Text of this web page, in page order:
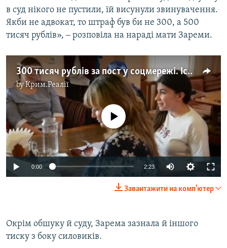
в суд нікого не пустили, їй висунули звинувачення.
Якби не адвокат, то штраф був би не 300, а 500
тисяч рублів», ‒ розповіла на нараді мати Зареми.
300 тисяч рублів за пост у соцмережі. Історія кримської татарки Зареми
byКрим.Реалії
No media source currently available
0:00 2:23
Завантажити на комп'ютер
Окрім обшуку й суду, Зарема зазнала й іншого
тиску з боку силовиків.